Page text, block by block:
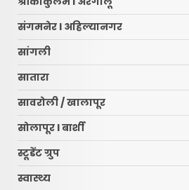
संगमनेर l अहिल्यानगर
सांगली
सातारा
सावरोली / खालापूर
सोलापूर l बार्शी
स्टूडेंट ग्रुप
स्वास्थ्य